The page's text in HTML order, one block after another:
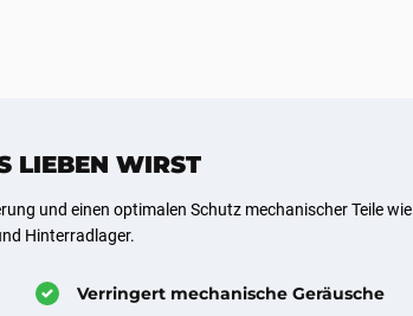
LIEBEN WIRST
und einen optimalen Schutz mechanischer Teile wie
Hinterradlager.
Verringert mechanische Geräusche